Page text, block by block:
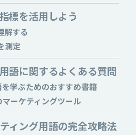
標を活用しよう
解する
測定
語に関するよくある質問
学ぶためのおすすめ書籍
ーケティングツール
ィング用語の完全攻略法